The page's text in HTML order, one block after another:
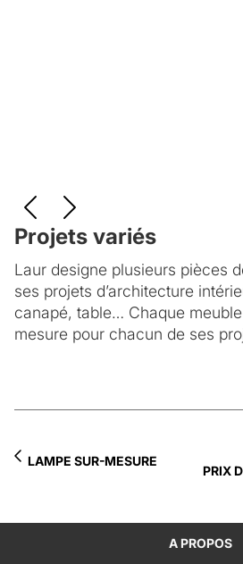
Projets variés
Laur designe plusieurs pièces
ses projets d’architecture
canapé, table… Chaque
mesure pour chacun de ses
LAMPE SUR-MESURE
PRIX
A PROPOS